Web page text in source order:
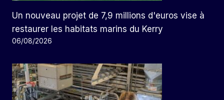
Un nouveau projet de 7,9 millions d'euros vise à
restaurer les habitats marins du Kerry
06/08/2026